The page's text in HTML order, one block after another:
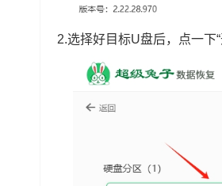
2.选择好目标U盘后，点一下